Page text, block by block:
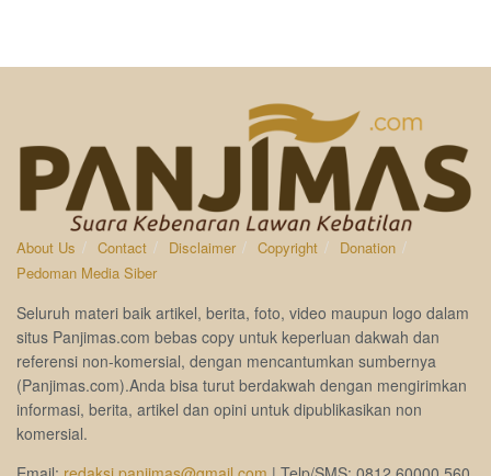
About Us Contact Disclaimer Copyright
Donation
Pedoman Media Siber
Seluruh materi baik artikel, berita, foto, video maupun logo dalam
situs Panjimas.com bebas copy untuk keperluan dakwah dan
referensi non-komersial, dengan mencantumkan sumbernya
(Panjimas.com).Anda bisa turut berdakwah dengan mengirimkan
informasi, berita, artikel dan opini untuk dipublikasikan non
komersial.